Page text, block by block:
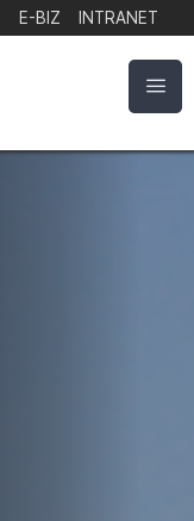
INTRANET
E-BIZ